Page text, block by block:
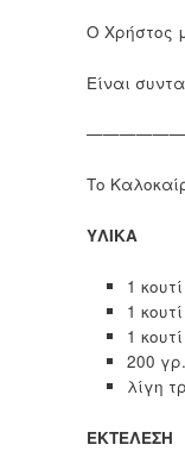
Ο Χρήστος
Είναι
Το
ΥΛΙΚΑ
1
1
1
200
λίγη
ΕΚΤΕΛΕΣΗ